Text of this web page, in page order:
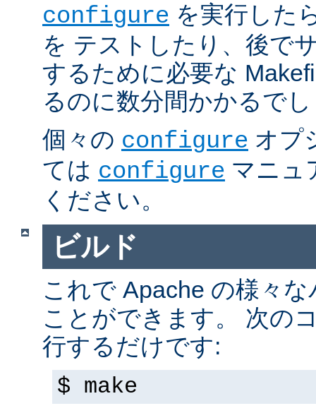
configure を実行した
を テストしたり、後で
するために必要な
るのに数分間かかるで
個々の configure オプ
ては configure マニュ
ください。
ビルド
これで Apache の様々
ことができます。 次の
行するだけです:
$ make